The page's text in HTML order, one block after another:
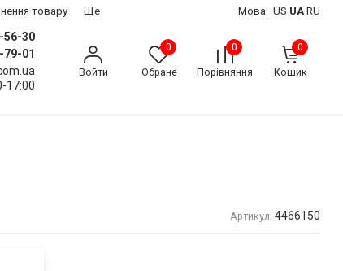
товару Ще Мова: US UA RU
56-30
79-01
17:00
Войти
0
Обране
0
Порівняння
0
Кошик
Артикул: 4466150